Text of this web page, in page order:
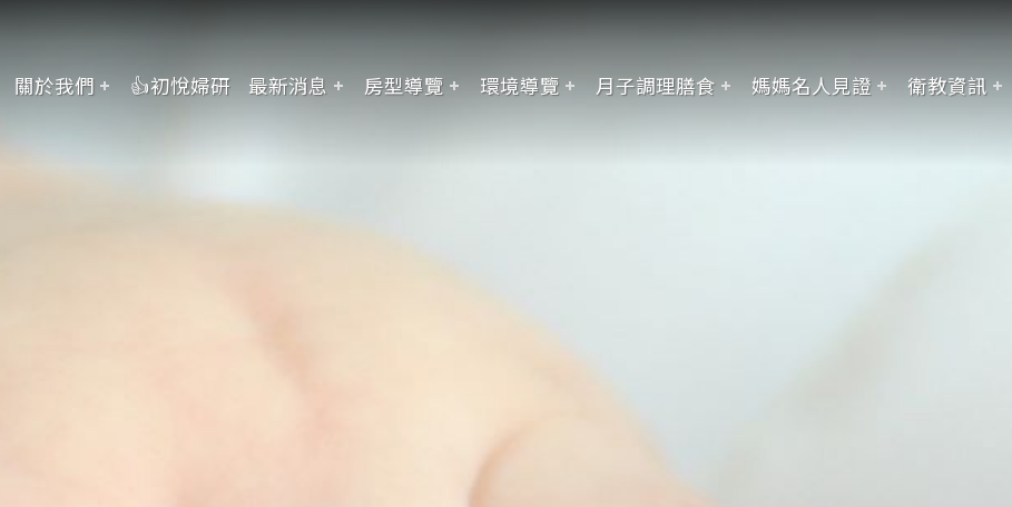
關於我們 👍初悅婦研 最新消息 房型導覽 環境導覽 月子調理膳食 媽媽名人見證 衛教資訊